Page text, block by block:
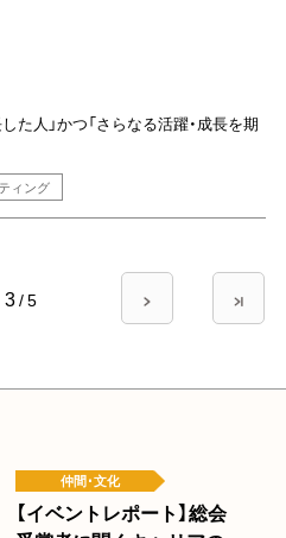
た人」かつ「さらなる活躍・成長を期
ィング
3/5
次
ペ
ジ
最
終
ー
仲間･文化
【イベントレポート】総会